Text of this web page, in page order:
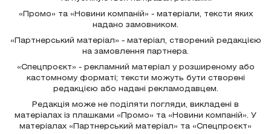
«Промо» та «Новини компаній» - матеріали, тексти яких
надано замовником.
«Партнерський матеріал» - матеріал, створений редакцією
на замовлення партнера.
«Спецпроєкт» - рекламний матеріал у розширеному або
кастомному форматі; тексти можуть бути створені
редакцією або надані рекламодавцем.
Редакція може не поділяти погляди, викладені в
матеріалах із плашками «Промо» та «Новини компаній». У
матеріалах «Партнерський матеріал» та «Спецпроєкт»